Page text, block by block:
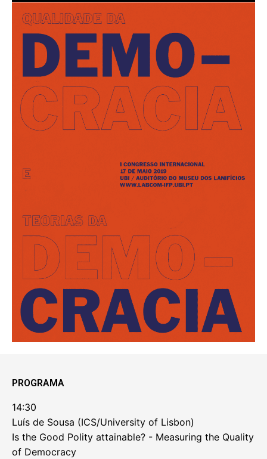
PROGRAMA
14:30
Luís de Sousa (ICS/University of Lisbon)
Is the Good Polity attainable? - Measuring the Quality
of Democracy